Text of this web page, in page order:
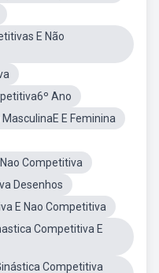
E Não
Ano
E Feminina
Competitiva
Desenhos
E Nao Competitiva
Competitiva E
Competitiva